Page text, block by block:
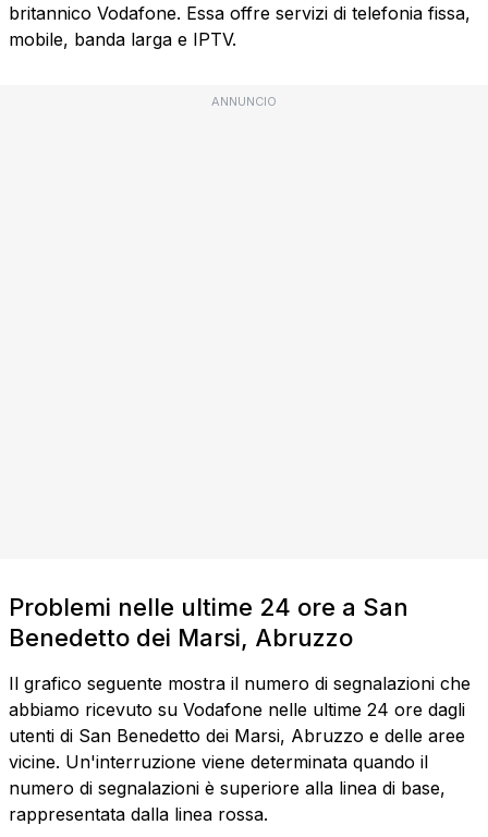
britannico Vodafone. Essa offre servizi di telefonia fissa,
mobile, banda larga e IPTV.
ANNUNCIO
Problemi nelle ultime 24 ore a San
Benedetto dei Marsi, Abruzzo
Il grafico seguente mostra il numero di segnalazioni che
abbiamo ricevuto su Vodafone nelle ultime 24 ore dagli
utenti di San Benedetto dei Marsi, Abruzzo e delle aree
vicine. Un'interruzione viene determinata quando il
numero di segnalazioni è superiore alla linea di base,
rappresentata dalla linea rossa.